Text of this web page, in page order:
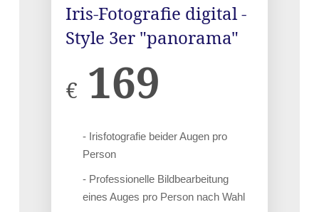
Iris-Fotografie digital -
Style 3er "panorama"
€ 169
- Irisfotografie beider Augen pro
Person
- Professionelle Bildbearbeitung
eines Auges pro Person nach Wahl